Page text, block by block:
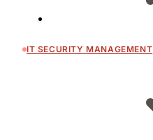
IT SECURITY MANAGEMENT